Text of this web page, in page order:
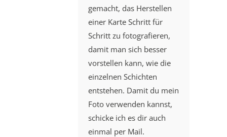
gemacht, das Herstellen
einer Karte Schritt für
Schritt zu fotografieren,
damit man sich besser
vorstellen kann, wie die
einzelnen Schichten
entstehen. Damit du mein
Foto verwenden kannst,
schicke ich es dir auch
einmal per Mail.